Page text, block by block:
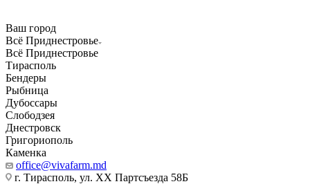
Ваш город
Всё Приднестровье
Всё Приднестровье
Тирасполь
Бендеры
Рыбница
Дубоссары
Слободзея
Днестровск
Григориополь
Каменка
office@vivafarm.md
г. Тирасполь, ул. ХХ Партсъезда 58Б